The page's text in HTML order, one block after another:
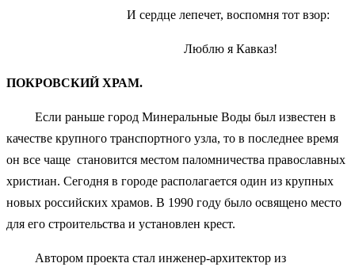
И сердце лепечет, воспомня тот взор:
Люблю я Кавказ!
ПОКРОВСКИЙ ХРАМ.
Если раньше город Минеральные Воды был известен в
качестве крупного транспортного узла, то в последнее время
он все чаще становится местом паломничества православных
христиан. Сегодня в городе располагается один из крупных
новых российских храмов. В 1990 году было освящено место
для его строительства и установлен крест.
Автором проекта стал инженер-архитектор из